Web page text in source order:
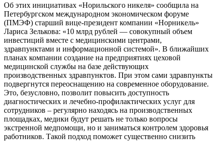
Об этих инициативах «Норильского никеля» сообщила на
Петербургском международном экономическом форуме
(ПМЭФ) старший вице-президент компании «Норникель»
Лариса Зелькова: «10 млрд рублей — совокупный объем
инвестиций вместе с медицинскими центрами,
здравпунктами и информационной системой». В ближайших
планах компании создание на предприятиях цеховой
медицинской службы на базе действующих
производственных здравпунктов. При этом сами здравпункты
подвергнутся переоснащению на современное оборудование.
Это, безусловно, позволит повысить доступность
диагностических и лечебно-профилактических услуг для
сотрудников – регулярно находясь на производственных
площадках, медики будут решать не только вопросы
экстренной медпомощи, но и заниматься контролем здоровья
работников. Такой подход поможет существенно снизить